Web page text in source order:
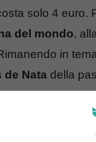
solo 4 euro.
del mondo,
in
de Nata della